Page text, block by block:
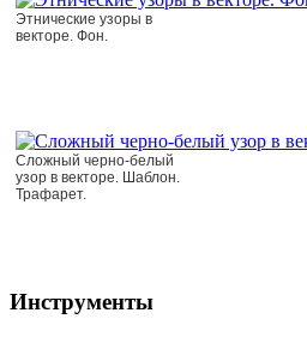
Этнические узоры в
векторе. Фон.
Сложный черно-белый
узор в векторе. Шаблон.
Трафарет.
Инструменты